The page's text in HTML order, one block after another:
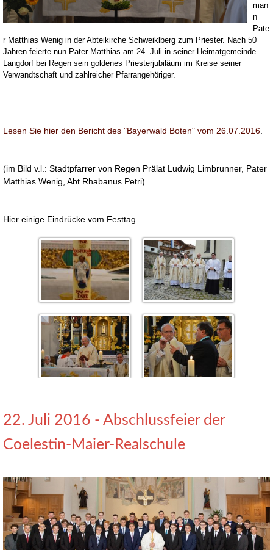
man
n
Pate
r Matthias Wenig in der Abteikirche Schweiklberg zum Priester. Nach 50
Jahren feierte nun Pater Matthias am 24. Juli in seiner Heimatgemeinde
Langdorf bei Regen sein goldenes Priesterjubiläum im Kreise seiner
Verwandtschaft und zahlreicher Pfarrangehöriger.
Lesen Sie hier den Bericht des "Bayerwald Boten" vom 26.07.2016.
(im Bild v.l.: Stadtpfarrer von Regen Prälat Ludwig Limbrunner, Pater
Matthias Wenig, Abt Rhabanus Petri)
Hier einige Eindrücke vom Festtag
22. Juli 2016 - Abschlussfeier der
Coelestin-Maier-Realschule